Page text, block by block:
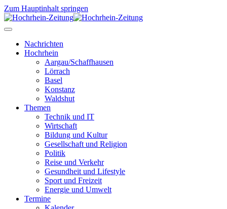
Zum Hauptinhalt springen
Nachrichten
Hochrhein
Aargau/Schaffhausen
Lörrach
Basel
Konstanz
Waldshut
Themen
Technik und IT
Wirtschaft
Bildung und Kultur
Gesellschaft und Religion
Politik
Reise und Verkehr
Gesundheit und Lifestyle
Sport und Freizeit
Energie und Umwelt
Termine